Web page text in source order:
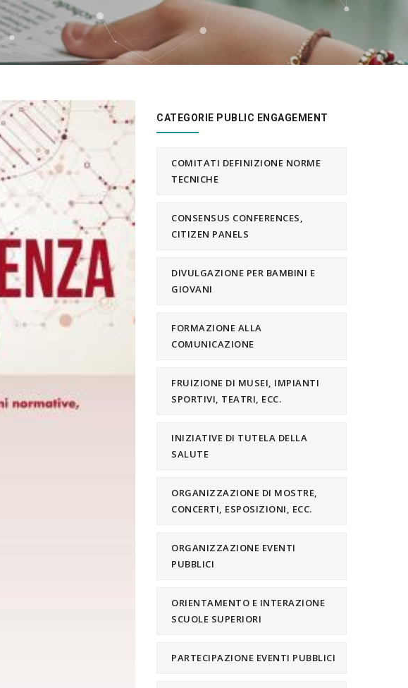
CATEGORIE PUBLIC ENGAGEMENT
COMITATI DEFINIZIONE NORME
TECNICHE
CONSENSUS CONFERENCES,
CITIZEN PANELS
DIVULGAZIONE PER BAMBINI E
GIOVANI
FORMAZIONE ALLA
COMUNICAZIONE
FRUIZIONE DI MUSEI, IMPIANTI
SPORTIVI, TEATRI, ECC.
INIZIATIVE DI TUTELA DELLA
SALUTE
ORGANIZZAZIONE DI MOSTRE,
CONCERTI, ESPOSIZIONI, ECC.
ORGANIZZAZIONE EVENTI
PUBBLICI
ORIENTAMENTO E INTERAZIONE
SCUOLE SUPERIORI
PARTECIPAZIONE EVENTI PUBBLICI